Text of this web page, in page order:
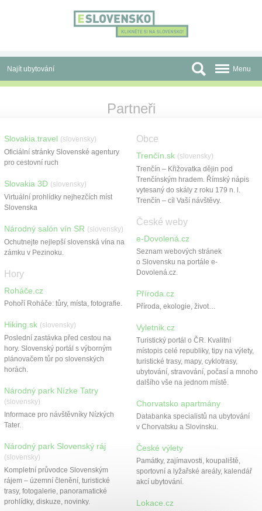
Najít ubytování
Před cestou
O nás
Menu
Partneři
Slovakia.travel (slovensky)
Oficiální stránky Slovenské agentury
pro cestovní ruch
Slovakia 3D (slovensky)
Virtuální prohlídky nejhezčích míst
Slovenska
Národný salón vín SR (slovensky)
Ochutnejte nejlepší slovenská vína na
zámku v Pezinoku.
Hory
Roháče.cz
Pohoří Roháče: tůry, místa, fotografie.
Hiking.sk (slovensky)
Poslední zastávka před cestou na
hory. Slovenský portál s výborným
plánovačem tůr po slovenských
horách.
Národný park Nízke Tatry
(slovensky)
Informace pro návštěvníky Nízkých
Tater.
Národný park Slovenský ráj
(slovensky)
Kompletní průvodce Slovenským
rájem – územní členění, turistické
trasy, fotogalerie, panoramatické
prohlídky, diskuze, novinky.
Obce
Trenčín.sk (slovensky)
Trenčín – Křižovatka dějin pod
Trenčínským hradem. Římský nápis
vytesaný do skály z roku 179 n. l.
Trenčín – cíl Vaší návštěvy.
České weby
e-Dovolená.cz
Seznam webových stránek
o Slovensku na portále e-
Dovolená.cz.
Příroda.cz
Příroda, ekologie, život…
Vyletnik.cz
Turistický portál o ČR. Kvalitní
místopis celé republiky, tipy na výlety,
turistické trasy, mapy, cyklotrasy,
ubytování, stravování, počasí a mnoho
dalšího vše na jednom místě.
Chorvatsko apartmány
Databanka specialistů na ubytování
v Chorvatsku a Slovinsku.
České výlety
Památky, zajímavosti, koupaliště,
sportovní a lyžařské areály, kalendář
akcí ubytování.
Lokace.cz